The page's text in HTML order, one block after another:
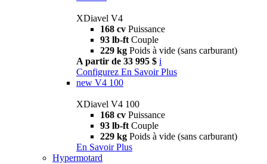
XDiavel V4
168 cv Puissance
93 lb-ft Couple
229 kg Poids à vide (sans carburant)
A partir de 33 995 $ i
Configurez En Savoir Plus
new V4 100
XDiavel V4 100
168 cv Puissance
93 lb-ft Couple
229 kg Poids à vide (sans carburant)
En Savoir Plus
Hypermotard